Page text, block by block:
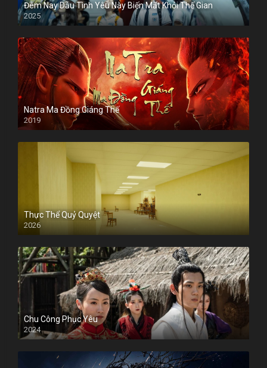
Đêm Nay Dẫu Tình Yêu Này Biến Mất Khỏi Thế Gian
2025
Natra Ma Đồng Giáng Thế
2019
Thực Thể Quỷ Quyệt
2026
Chu Công Phục Yêu
2024